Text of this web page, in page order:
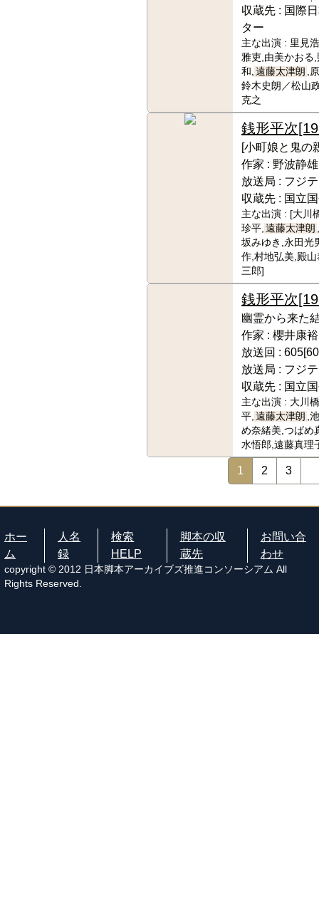
収蔵先 : 国際
ター
主な出演 : 里見
雅吏,由美かおる
和, 遠藤太津朗 ,
鈴木史朗／松山
克之
銭形平次
[小町娘と鬼の
作家 : 野波静雄
放送局 : フジ
収蔵先 : 国立
主な出演 : [大川
珍平, 遠藤太津朗
坂みゆき,永田光
作,村地弘美,殿
三郎]
銭形平次
幽霊から来た
作家 : 櫻井康裕
放送回 :
放送局 : フジ
収蔵先 : 国立
主な出演 : 大川
平, 遠藤太津朗 ,
め奈緒美,つばめ
水悟郎,遠藤真理
1 2 3
ホー
ム
人名
録
検索
HELP
脚本の収
蔵先
お問い合
わせ
copyright © 2012 日本脚本アーカイブズ推進コンソーシアム All
Rights Reserved.